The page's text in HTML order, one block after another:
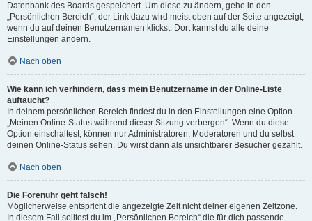
Datenbank des Boards gespeichert. Um diese zu ändern, gehe in den
„Persönlichen Bereich“; der Link dazu wird meist oben auf der Seite angezeigt,
wenn du auf deinen Benutzernamen klickst. Dort kannst du alle deine
Einstellungen ändern.
Nach oben
Wie kann ich verhindern, dass mein Benutzername in der Online-Liste
auftaucht?
In deinem persönlichen Bereich findest du in den Einstellungen eine Option
„Meinen Online-Status während dieser Sitzung verbergen“. Wenn du diese
Option einschaltest, können nur Administratoren, Moderatoren und du selbst
deinen Online-Status sehen. Du wirst dann als unsichtbarer Besucher gezählt.
Nach oben
Die Forenuhr geht falsch!
Möglicherweise entspricht die angezeigte Zeit nicht deiner eigenen Zeitzone.
In diesem Fall solltest du im „Persönlichen Bereich“ die für dich passende